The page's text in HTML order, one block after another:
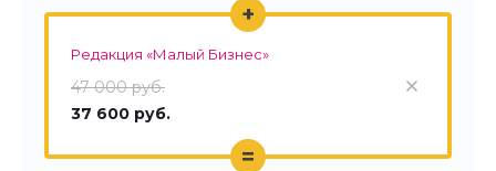
Редакция «Малый Бизнес»
47 000 руб.
37 600 руб.
+
=